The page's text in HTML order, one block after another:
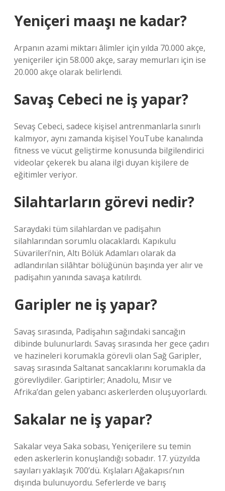
Yeniçeri maaşı ne kadar?
Arpanın azami miktarı âlimler için yılda 70.000 akçe,
yeniçeriler için 58.000 akçe, saray memurları için ise
20.000 akçe olarak belirlendi.
Savaş Cebeci ne iş yapar?
Sevaş Cebeci, sadece kişisel antrenmanlarla sınırlı
kalmıyor, aynı zamanda kişisel YouTube kanalında
fitness ve vücut geliştirme konusunda bilgilendirici
videolar çekerek bu alana ilgi duyan kişilere de
eğitimler veriyor.
Silahtarların görevi nedir?
Saraydaki tüm silahlardan ve padişahın
silahlarından sorumlu olacaklardı. Kapıkulu
Süvarileri’nin, Altı Bölük Adamları olarak da
adlandırılan silâhtar bölüğünün başında yer alır ve
padişahın yanında savaşa katılırdı.
Garipler ne iş yapar?
Savaş sırasında, Padişahın sağındaki sancağın
dibinde bulunurlardı. Savaş sırasında her gece çadırı
ve hazineleri korumakla görevli olan Sağ Garipler,
savaş sırasında Saltanat sancaklarını korumakla da
görevliydiler. Gariptirler; Anadolu, Mısır ve
Afrika’dan gelen yabancı askerlerden oluşuyorlardı.
Sakalar ne iş yapar?
Sakalar veya Saka sobası, Yeniçerilere su temin
eden askerlerin konuşlandığı sobadır. 17. yüzyılda
sayıları yaklaşık 700’dü. Kışlaları Ağakapısı’nın
dışında bulunuyordu. Seferlerde ve barış